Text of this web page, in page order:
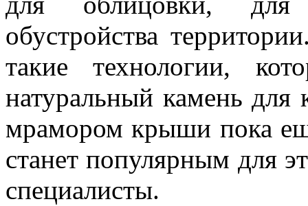
обустройства
такие технологии,
натуральный камень для
мрамором крыши пока
станет популярным для
специалисты.